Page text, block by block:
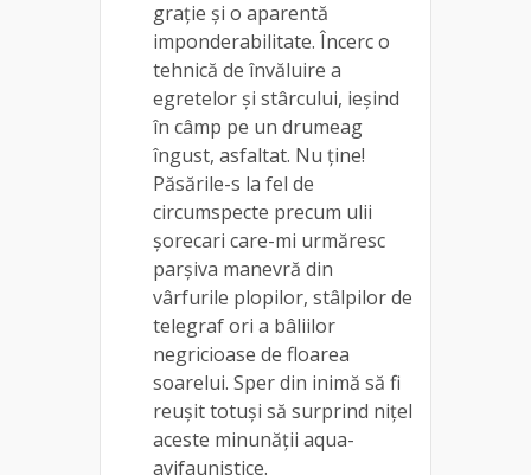
grație și o aparentă
imponderabilitate. Încerc o
tehnică de învăluire a
egretelor și stârcului, ieșind
în câmp pe un drumeag
îngust, asfaltat. Nu ține!
Păsările-s la fel de
circumspecte precum ulii
șorecari care-mi urmăresc
parșiva manevră din
vârfurile plopilor, stâlpilor de
telegraf ori a bâliilor
negricioase de floarea
soarelui. Sper din inimă să fi
reușit totuși să surprind nițel
aceste minunății aqua-
avifaunistice.